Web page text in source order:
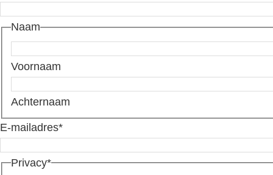
Naam
Voornaam
Achternaam
E-mailadres*
Privacy*